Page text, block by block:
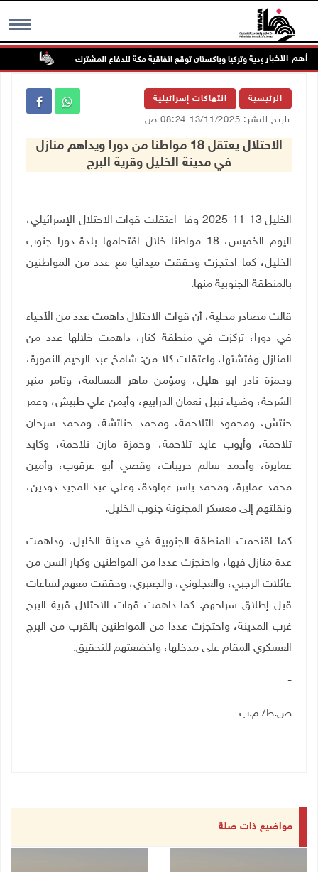
MENU أهم الاخبار
السعودية وتركيا وباكستان توقع اتفاقية مكة للدفاع المشترك
الرئيسية انتهاكات إسرائيلية
تاريخ النشر: 13/11/2025 08:24 ص
الاحتلال يعتقل 18 مواطنا من دورا ويداهم منازل
في مدينة الخليل وقرية البرج
الخليل 13-11-2025 وفا- اعتقلت قوات الاحتلال الإسرائيلي،
اليوم الخميس، 18 مواطنا خلال اقتحامها بلدة دورا جنوب
الخليل، كما احتجزت وحققت ميدانيا مع عدد من المواطنين
بالمنطقة الجنوبية منها.
قالت مصادر محلية، أن قوات الاحتلال داهمت عدد من الأحياء
في دورا، تركزت في منطقة كنار، داهمت خلالها عدد من
المنازل وفتشتها، واعتقلت كلا من: شامخ عبد الرحيم النمورة،
وحمزة نادر ابو هليل، ومؤمن ماهر المسالمة، وتامر منير
الشرحة، وضياء نبيل نعمان الدرابيع، وأيمن علي طبيش، وعمر
حنتش، ومحمود التلاحمة، ومحمد حناتشة، ومحمد سرحان
تلاحمة، وأيوب عايد تلاحمة، وحمزة مازن تلاحمة، وكايد
عمايرة، وأحمد سالم حريبات، وقصي أبو عرقوب، وأمين
محمد عمايرة، ومحمد ياسر عواودة، وعلي عبد المجيد دودين،
ونقلتهم إلى معسكر المجنونة جنوب الخليل.
كما اقتحمت المنطقة الجنوبية في مدينة الخليل، وداهمت
عدة منازل فيها، واحتجزت عددا من المواطنين وكبار السن من
عائلات الرجبي، والعجلوني، والجعبري، وحققت معهم لساعات
قبل إطلاق سراحهم. كما داهمت قوات الاحتلال قرية البرج
غرب المدينة، واحتجزت عددا من المواطنين بالقرب من البرج
العسكري المقام على مدخلها، واخضعتهم للتحقيق.
-
ص.ط/ م.ب
مواضيع ذات صلة